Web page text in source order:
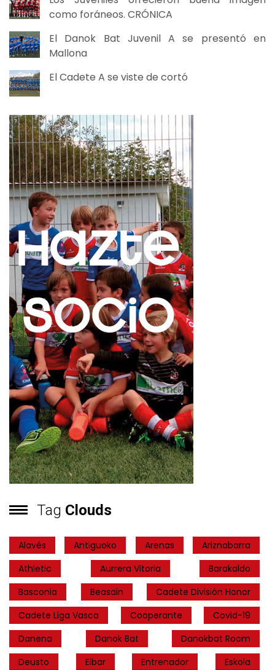
como foráneos. CRÓNICA
El Danok Bat Juvenil A se presentó en
Mallona
El Cadete A se viste de cortó
Tag Clouds
Alavés Antiguoko Arenas
Ariznabarra
Athletic
Aurrera Vitoria
Barakaldo
Basconia
Beasain
Cadete División Honor
Cadete Liga Vasca
Cooperante
Covid-19
Danena
Danok Bat
Danokbat Room
Deusto
Eibar Entrenador
Eskola